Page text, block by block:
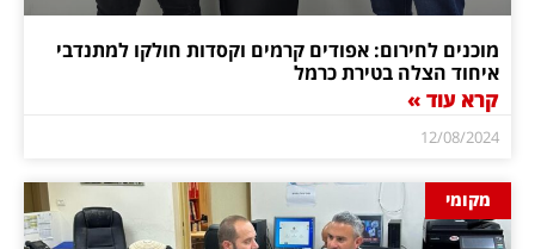
מוכנים לחירום: אפודים קרמים וקסדות חולקו למתנדבי
איחוד הצלה בטירת כרמל
קרא עוד »
12/08/2024
מקומי